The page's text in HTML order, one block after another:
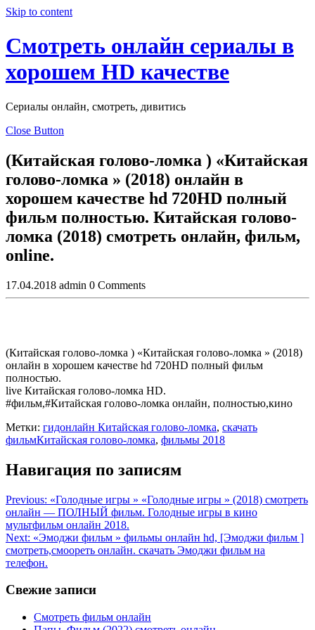
Skip to content
Смотреть онлайн сериалы в
хорошем HD качестве
Сериалы онлайн, смотреть, дивитись
Close Button
(Китайская голово-ломка ) «Китайская
голово-ломка » (2018) онлайн в
хорошем качестве hd 720HD полный
фильм полностью. Китайская голово-
ломка (2018) смотреть онлайн, фильм,
online.
17.04.2018 admin 0 Comments
(Китайская голово-ломка ) «Китайская голово-ломка » (2018)
онлайн в хорошем качестве hd 720HD полный фильм
полностью.
live Китайская голово-ломка HD.
#фильм,#Китайская голово-ломка онлайн, полностью,кино
Метки: гидонлайн Китайская голово-ломка, скачать
фильмКитайская голово-ломка, фильмы 2018
Навигация по записям
Previous: «Голодные игры » «Голодные игры » (2018) смотреть
онлайн — ПОЛНЫЙ фильм. Голодные игры в кинo
мультфильм онлайн 2018.
Next: «Эмоджи фильм » фильмы онлайн hd, [Эмоджи фильм ]
смотреть,смоореть онлайн. cкaчaть Эмоджи фильм нa
телефoн.
Свежие записи
Смотреть фильм онлайн